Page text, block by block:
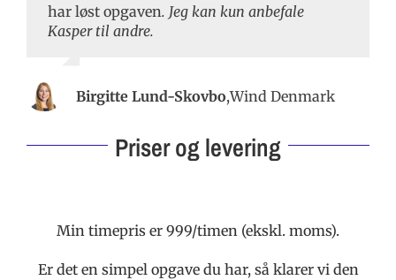
har løst opgaven. Jeg kan kun anbefale
Kasper til andre.
Birgitte Lund-Skovbo,Wind Denmark
Priser og levering
Min timepris er 999/timen (ekskl. moms).
Er det en simpel opgave du har, så klarer vi den